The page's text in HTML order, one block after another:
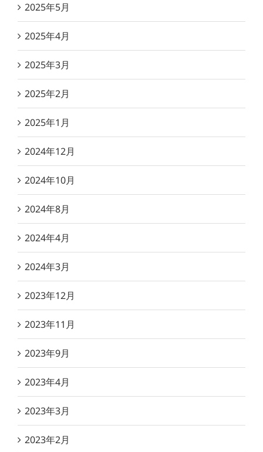
2025年5月
2025年4月
2025年3月
2025年2月
2025年1月
2024年12月
2024年10月
2024年8月
2024年4月
2024年3月
2023年12月
2023年11月
2023年9月
2023年4月
2023年3月
2023年2月